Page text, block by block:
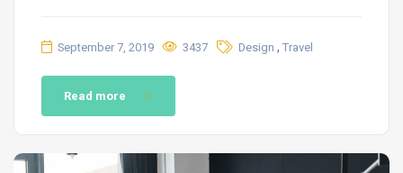
September 7, 2019 3437 Design , Travel
Read more